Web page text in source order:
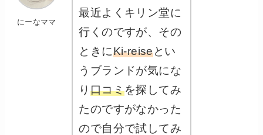
にーなママ
最近よくキリン堂に
行くのですが、その
ときにKi-reiseとい
うブランドが気にな
り 口コミを探してみ
たのですがなかった
ので自分で試してみ